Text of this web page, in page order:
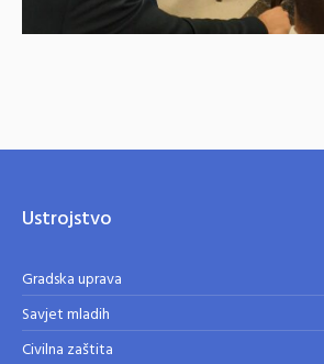
Ustrojstvo
Gradska uprava
Savjet mladih
Civilna zaštita